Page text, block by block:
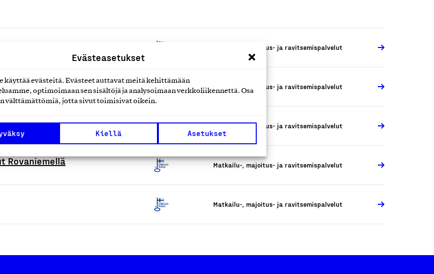
Evästeasetukset
käyttää evästeitä. Evästeet auttavat meitä kehittämään
optimoimaan sen sisältöjä ja analysoimaan verkkoliikennettä. Osa
välttämättömiä, jotta sivut toimisivat oikein.
Kiellä Asetukset
Matkailu-, majoitus- ja ravitsemispalvelut
ja vaunupalvelut Matkailu-, majoitus- ja ravitsemispalvelut
Matkailu-, majoitus- ja ravitsemispalvelut
Rovaniemellä Matkailu-, majoitus- ja ravitsemispalvelut
Matkailu-, majoitus- ja ravitsemispalvelut